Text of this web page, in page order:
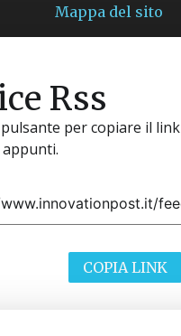
Mappa del sito
Rss
pulsante per copiare il link
appunti.
COPIA LINK